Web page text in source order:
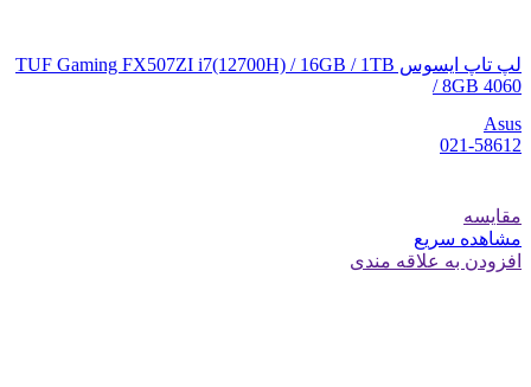
لپ تاپ ایسوس TUF Gaming FX507ZI i7(12700H) / 16GB / 1TB
/ 8GB 4060
Asus
021-58612
مقایسه
مشاهده سریع
افزودن به علاقه مندی